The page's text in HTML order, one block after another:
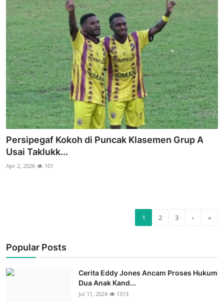
Persipegaf Kokoh di Puncak Klasemen Grup A
Usai Taklukk...
Apr 2, 2026 101
1 2 3 › »
Popular Posts
Cerita Eddy Jones Ancam Proses Hukum
Dua Anak Kand...
Jul 11, 2024 1513